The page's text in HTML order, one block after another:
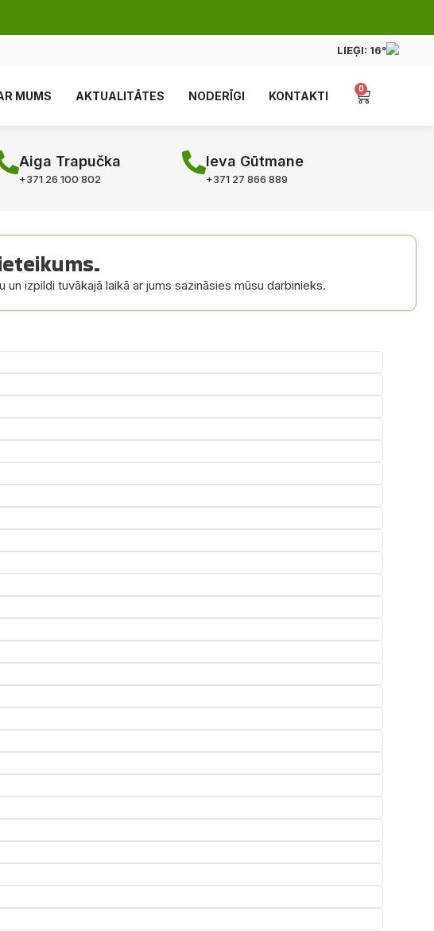
LIEĢI: 16°
MUMS AKTUALITĀTES NODERĪGI KONTAKTI
0
Aiga Trapučka
+371 26 100 802
Ieva Gūtmane
+371 27 866 889
izpildi tuvākajā laikā ar jums sazināsies mūsu darbinieks.